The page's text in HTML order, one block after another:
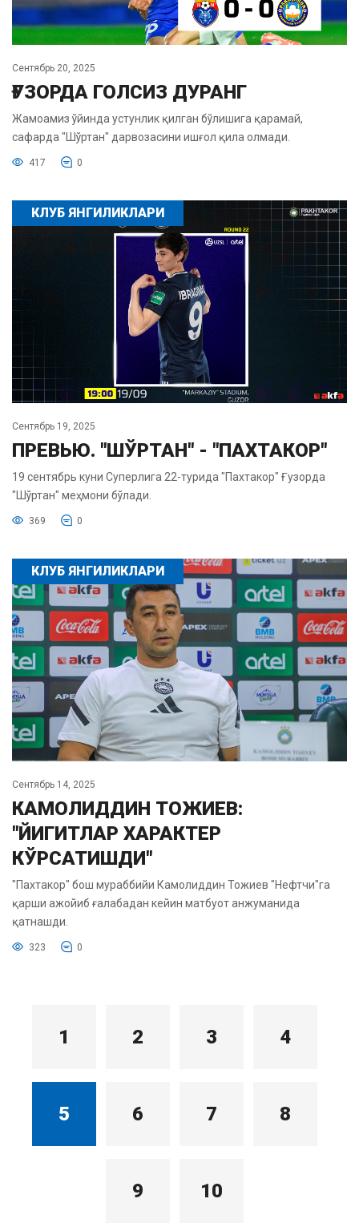
Сентябрь 20, 2025
ҒУЗОРДА ГОЛСИЗ ДУРАНГ
Жамоамиз ўйинда устунлик қилган бўлишига қарамай,
сафарда "Шўртан" дарвозасини ишғол қила олмади.
417 0
КЛУБ ЯНГИЛИКЛАРИ
Сентябрь 19, 2025
ПРЕВЬЮ. "ШЎРТАН" - "ПАХТАКОР"
19 сентябрь куни Суперлига 22-турида "Пахтакор" Ғузорда
"Шўртан" меҳмони бўлади.
369 0
КЛУБ ЯНГИЛИКЛАРИ
Сентябрь 14, 2025
КАМОЛИДДИН ТОЖИЕВ:
"ЙИГИТЛАР ХАРАКТЕР
КЎРСАТИШДИ"
"Пахтакор" бош мураббийи Камолиддин Тожиев "Нефтчи"га
қарши ажойиб ғалабадан кейин матбуот анжуманида
қатнашди.
323 0
1 2 3 4
5 6 7 8
9 10